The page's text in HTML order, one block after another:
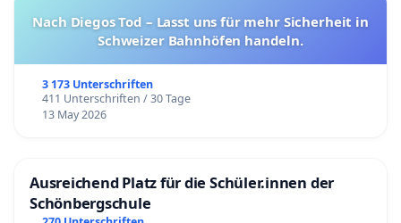
Nach Diegos Tod – Lasst uns für mehr Sicherheit in
Schweizer Bahnhöfen handeln.
3 173 Unterschriften
411 Unterschriften / 30 Tage
13 May 2026
Ausreichend Platz für die Schüler.innen der
Schönbergschule